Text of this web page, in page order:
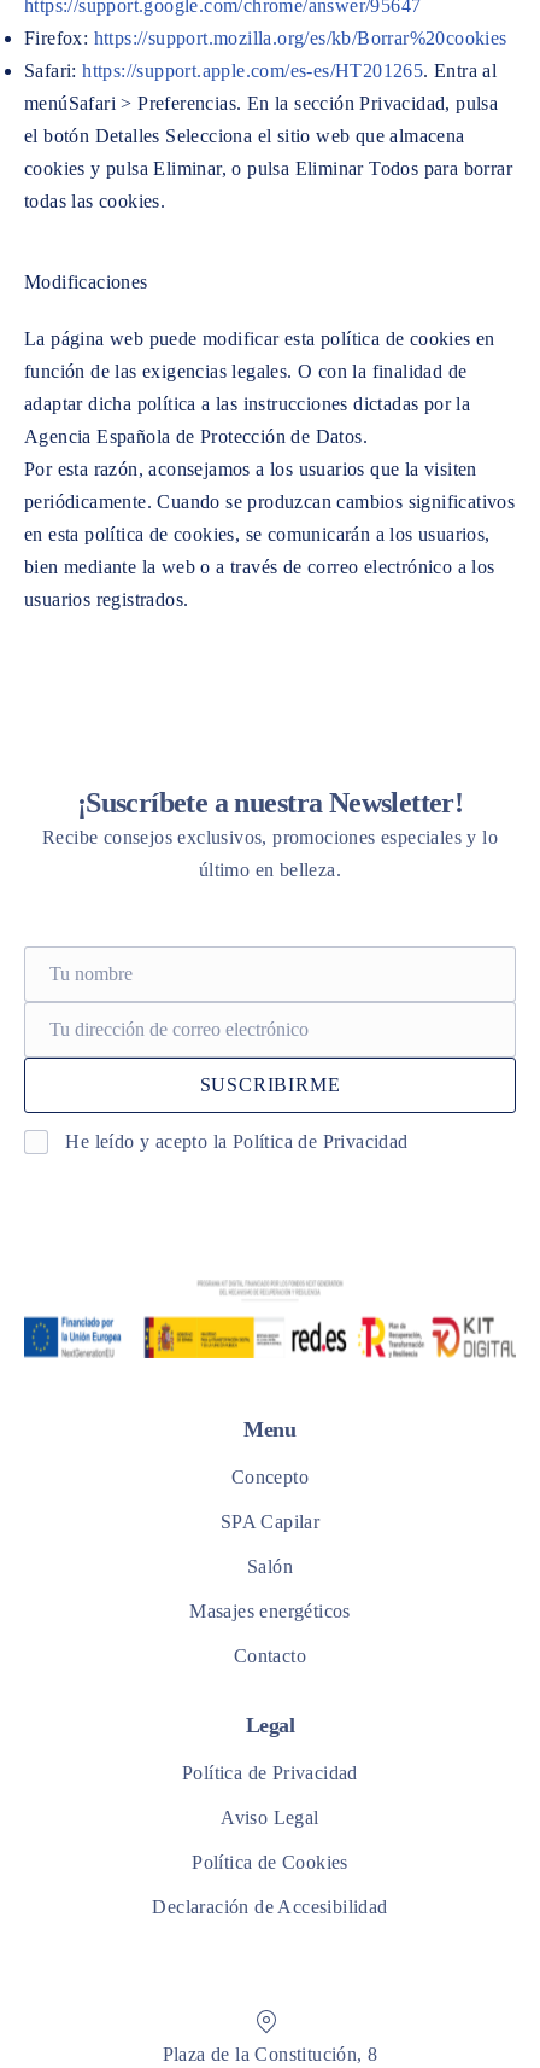
https://support.google.com/chrome/answer/95647
Firefox: https://support.mozilla.org/es/kb/Borrar%20cookies
Safari:https://support.apple.com/es-es/HT201265. Entra al
menúSafari > Preferencias. En la sección Privacidad, pulsa
el botón Detalles Selecciona el sitio web que almacena
cookies y pulsa Eliminar, o pulsa Eliminar Todos para borrar
todas las cookies.
Modificaciones
La página web puede modificar esta política de cookies en
función de las exigencias legales. O con la finalidad de
adaptar dicha política a las instrucciones dictadas por la
Agencia Española de Protección de Datos.
Por esta razón, aconsejamos a los usuarios que la visiten
periódicamente. Cuando se produzcan cambios significativos
en esta política de cookies, se comunicarán a los usuarios,
bien mediante la web o a través de correo electrónico a los
usuarios registrados.
¡Suscríbete a nuestra Newsletter!
Recibe consejos exclusivos, promociones especiales y lo
último en belleza.
He leído y acepto la Política de Privacidad
Menu
Concepto
SPA Capilar
Salón
Masajes energéticos
Contacto
Legal
Política de Privacidad
Aviso Legal
Política de Cookies
Declaración de Accesibilidad
Plaza de la Constitución, 8